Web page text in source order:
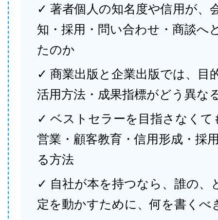
✓ 著者個人の知名度や信用が、
知・採用・問い合わせ・商談へ
たのか
✓ 商業出版と企業出版では、目
活用方法・成果指標がどう異な
✓ ベストセラーを目指さなくて
営業・顧客教育・信用形成・採
る方法
✓ 自社が本を持つなら、誰の、
定を動かすために、何を書くべ